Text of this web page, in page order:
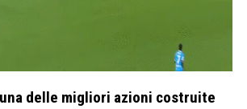
delle migliori azioni costruite